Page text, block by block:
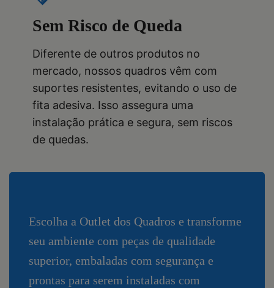
Sem Risco de Queda
Diferente de outros produtos no
mercado, nossos quadros vêm com
suportes resistentes, evitando o uso de
fita adesiva. Isso assegura uma
instalação prática e segura, sem riscos
de quedas.
Escolha a Outlet dos Quadros e transforme
seu ambiente com peças de qualidade
superior, embaladas com segurança e
prontas para serem instaladas com